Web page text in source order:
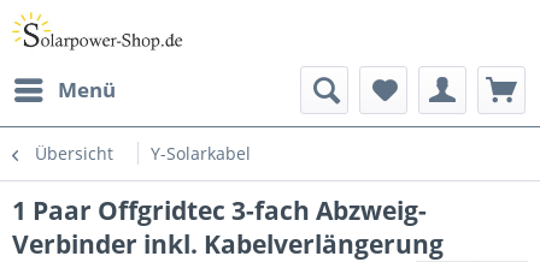
Menü
Übersicht Y-Solarkabel
1 Paar Offgridtec 3-fach Abzweig-
Verbinder inkl. Kabelverlängerung